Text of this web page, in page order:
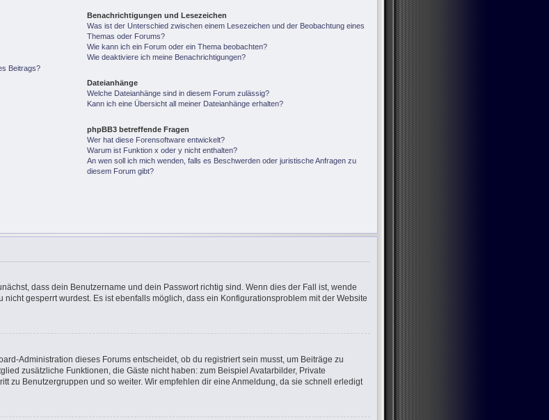
Beitrags?
Benachrichtigungen und Lesezeichen
Was ist der Unterschied zwischen einem Lesezeichen und der Beobachtung eines
Themas oder Forums?
Wie kann ich ein Forum oder ein Thema beobachten?
Wie deaktiviere ich meine Benachrichtigungen?
Dateianhänge
Welche Dateianhänge sind in diesem Forum zulässig?
Kann ich eine Übersicht all meiner Dateianhänge erhalten?
phpBB3 betreffende Fragen
Wer hat diese Forensoftware entwickelt?
Warum ist Funktion x oder y nicht enthalten?
An wen soll ich mich wenden, falls es Beschwerden oder juristische Anfragen zu
diesem Forum gibt?
dass dein Benutzername und dein Passwort richtig sind. Wenn dies der Fall ist, wende
gesperrt wurdest. Es ist ebenfalls möglich, dass ein Konfigurationsproblem mit der Website
Administration dieses Forums entscheidet, ob du registriert sein musst, um Beiträge zu
zusätzliche Funktionen, die Gäste nicht haben: zum Beispiel Avatarbilder, Private
zu Benutzergruppen und so weiter. Wir empfehlen dir eine Anmeldung, da sie schnell erledigt